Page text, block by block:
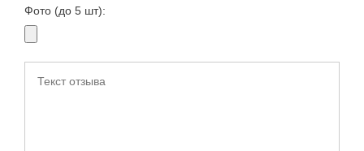
Фото (до 5 шт):